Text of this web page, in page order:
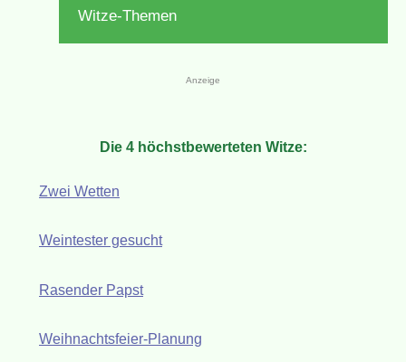
Witze-Themen
Anzeige
Die 4 höchstbewerteten Witze:
Zwei Wetten
Weintester gesucht
Rasender Papst
Weihnachtsfeier-Planung